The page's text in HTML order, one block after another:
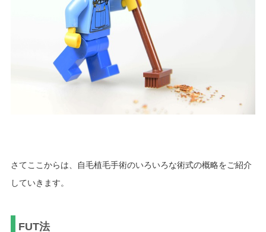
さてここからは、自毛植毛手術のいろいろな術式の概略をご紹介
していきます。
FUT法